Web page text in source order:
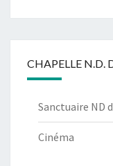
CHAPELLE N.D.
Sanctuaire ND
Cinéma